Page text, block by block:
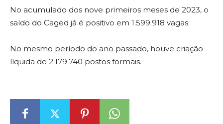
No acumulado dos nove primeiros meses de 2023, o
saldo do Caged já é positivo em 1.599.918 vagas.
No mesmo período do ano passado, houve criação
líquida de 2.179.740 postos formais.